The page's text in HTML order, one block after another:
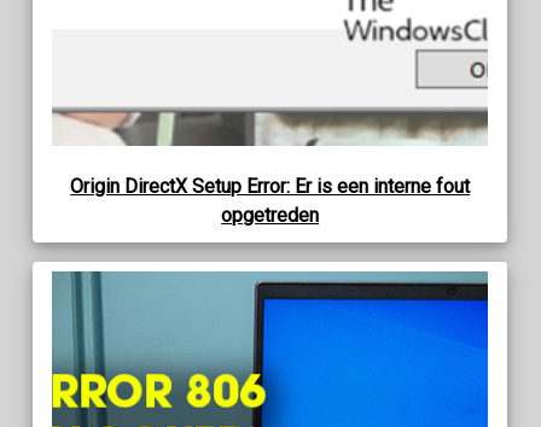
Origin DirectX Setup Error: Er is een interne fout
opgetreden